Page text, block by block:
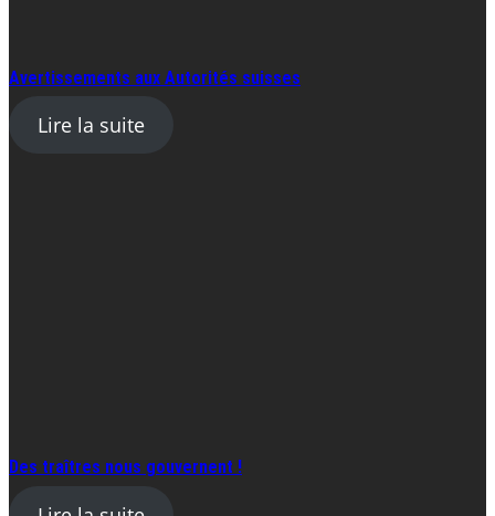
Avertissements aux Autorités suisses
Lire la suite
Des traîtres nous gouvernent !